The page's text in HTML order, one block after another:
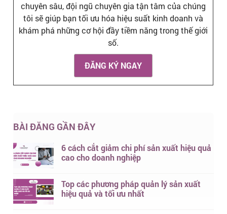
chuyên sâu, đội ngũ chuyên gia tận tâm của chúng
tôi sẽ giúp bạn tối ưu hóa hiệu suất kinh doanh và
khám phá những cơ hội đầy tiềm năng trong thế giới
số.
ĐĂNG KÝ NGAY
BÀI ĐĂNG GẦN ĐÂY
6 cách cắt giảm chi phí sản xuất hiệu quả
cao cho doanh nghiệp
Top các phương pháp quản lý sản xuất
hiệu quả và tối ưu nhất